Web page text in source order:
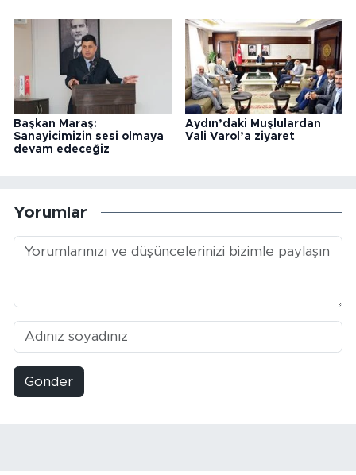
Başkan Maraş:
Sanayicimizin sesi olmaya
devam edeceğiz
Aydın’daki Muşlulardan
Vali Varol’a ziyaret
Yorumlar
Gönder